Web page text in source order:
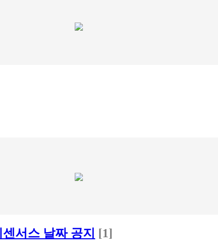
서스 날짜 공지 [1]